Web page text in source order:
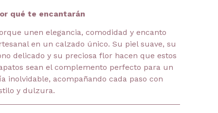
qué te encantarán
unen elegancia, comodidad y encanto
en un calzado único. Su piel suave, su
delicado y su preciosa flor hacen que estos
sean el complemento perfecto para un
inolvidable, acompañando cada paso con
y dulzura.